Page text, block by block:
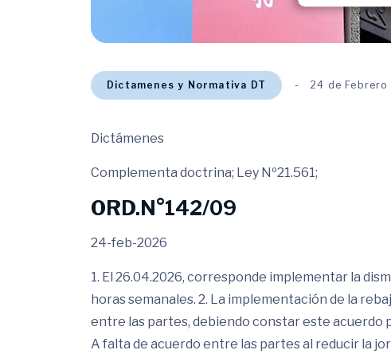
Dictamenes y Normativa DT 24 de
Dictámenes
Complementa doctrina; Ley Nº21.561;
ORD.N°142/09
24-feb-2026
1. El 26.04.2026, corresponde implementar la
horas semanales. 2. La implementación de la
entre las partes, debiendo constar este acuerdo
A falta de acuerdo entre las partes al reducir la